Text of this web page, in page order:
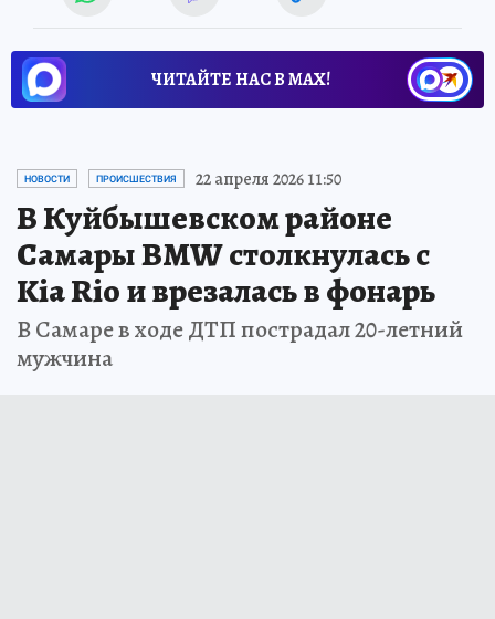
ЧИТАЙТЕ НАС В МАХ!
НОВОСТИ ПРОИСШЕСТВИЯ 22 апреля 2026 11:50
В Куйбышевском районе
Самары BMW столкнулась с
Kia Rio и врезалась в фонарь
В Самаре в ходе ДТП пострадал 20-летний
мужчина